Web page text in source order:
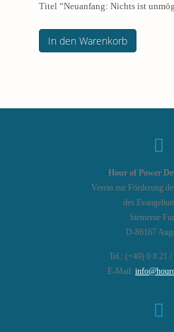
Titel “Neuanfang: Nichts ist
In den Warenkorb
Hour of Power
Verein zur Förderung
des
Steinerne
D-86167
Tel.: (+49) 0 8 21 /
E-Mail: